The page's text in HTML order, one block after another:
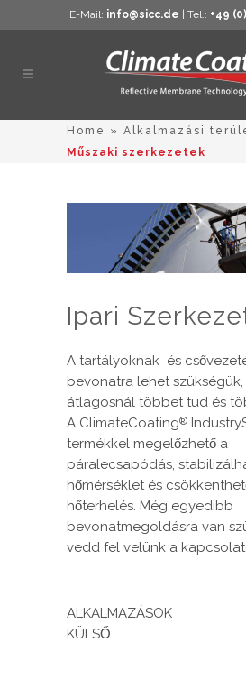
E-Mail: info@sicc.de | Tel.: +49
Home » Alkalmazási
Műszaki szerkezetek
Ipari
A tartályoknak és
bevonatra lehet
átlagosnál többet tud és
A ClimateCoating®
termékkel megelőzhető a
páralecsapódás,
hőmérséklet és
hőterhelés. Még egyedibb
bevonatmegoldásra van
vedd fel velünk a
ALKALMAZÁSOK
KÜLSŐ